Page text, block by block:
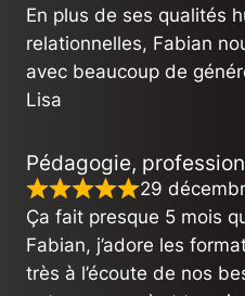
En plus de ses qualités
relationnelles, Fabian
avec beaucoup de
Lisa
Pédagogie,
29
Ça fait presque 5 mois
Fabian, j’adore les
très à l’écoute de nos